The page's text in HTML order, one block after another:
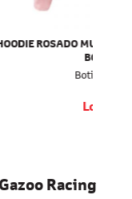
TOYOTA TL
Racing